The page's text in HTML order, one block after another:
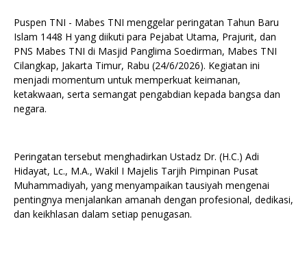
Puspen TNI - Mabes TNI menggelar peringatan Tahun Baru
Islam 1448 H yang diikuti para Pejabat Utama, Prajurit, dan
PNS Mabes TNI di Masjid Panglima Soedirman, Mabes TNI
Cilangkap, Jakarta Timur, Rabu (24/6/2026). Kegiatan ini
menjadi momentum untuk memperkuat keimanan,
ketakwaan, serta semangat pengabdian kepada bangsa dan
negara.
Peringatan tersebut menghadirkan Ustadz Dr. (H.C.) Adi
Hidayat, Lc., M.A., Wakil I Majelis Tarjih Pimpinan Pusat
Muhammadiyah, yang menyampaikan tausiyah mengenai
pentingnya menjalankan amanah dengan profesional, dedikasi,
dan keikhlasan dalam setiap penugasan.